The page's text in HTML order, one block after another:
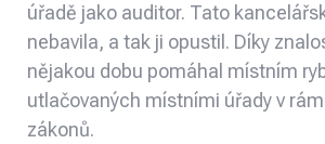
úřadě jako auditor. Tato
nebavila, a tak ji opustil. Díky
nějakou dobu pomáhal místním
utlačovaných místními úřady v
zákonů.